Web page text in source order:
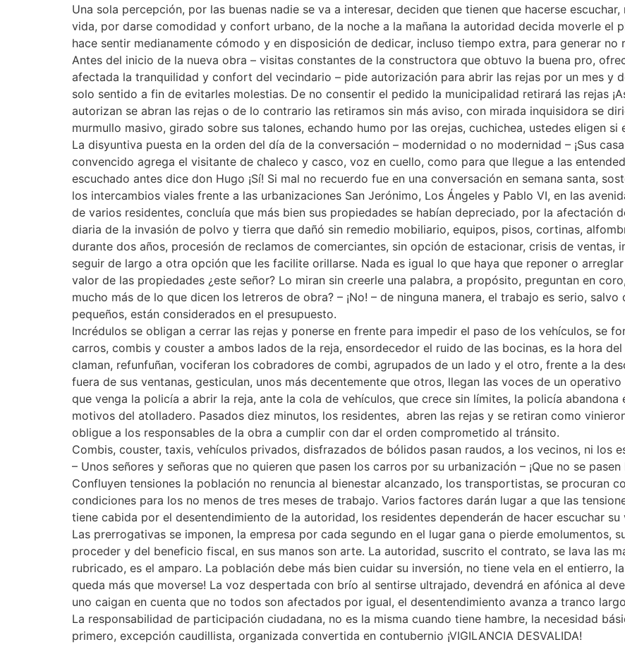
Una sola percepción, por las buenas nadie se va a interesar, deciden que tienen que hacerse
vida, por darse comodidad y confort urbano, de la noche a la mañana la autoridad decida moverle el
hace sentir medianamente cómodo y en disposición de dedicar, incluso tiempo extra, para generar no
Antes del inicio de la nueva obra – visitas constantes de la constructora que obtuvo la buena pro,
afectada la tranquilidad y confort del vecindario – pide autorización para abrir las rejas por un mes y
solo sentido a fin de evitarles molestias. De no consentir el pedido la municipalidad retirará las rejas
autorizan se abran las rejas o de lo contrario las retiramos sin más aviso, con mirada inquisidora se
murmullo masivo, girado sobre sus talones, echando humo por las orejas, cuchichea, ustedes eligen si
La disyuntiva puesta en la orden del día de la conversación – modernidad o no modernidad – ¡Sus
convencido agrega el visitante de chaleco y casco, voz en cuello, como para que llegue a las
escuchado antes dice don Hugo ¡Sí! Si mal no recuerdo fue en una conversación en semana santa,
los intercambios viales frente a las urbanizaciones San Jerónimo, Los Ángeles y Pablo VI, en las
de varios residentes, concluía que más bien sus propiedades se habían depreciado, por la afectación
diaria de la invasión de polvo y tierra que dañó sin remedio mobiliario, equipos, pisos, cortinas,
durante dos años, procesión de reclamos de comerciantes, sin opción de estacionar, crisis de ventas,
seguir de largo a otra opción que les facilite orillarse. Nada es igual lo que haya que reponer o
valor de las propiedades ¿este señor? Lo miran sin creerle una palabra, a propósito, preguntan en
mucho más de lo que dicen los letreros de obra? – ¡No! – de ninguna manera, el trabajo es serio,
pequeños, están considerados en el presupuesto.
Incrédulos se obligan a cerrar las rejas y ponerse en frente para impedir el paso de los vehículos, se
carros, combis y couster a ambos lados de la reja, ensordecedor el ruido de las bocinas, es la hora
claman, refunfuñan, vociferan los cobradores de combi, agrupados de un lado y el otro, frente a la
fuera de sus ventanas, gesticulan, unos más decentemente que otros, llegan las voces de un
que venga la policía a abrir la reja, ante la cola de vehículos, que crece sin límites, la policía
motivos del atolladero. Pasados diez minutos, los residentes, abren las rejas y se retiran como
obligue a los responsables de la obra a cumplir con dar el orden comprometido al tránsito.
Combis, couster, taxis, vehículos privados, disfrazados de bólidos pasan raudos, a los vecinos, ni los
– Unos señores y señoras que no quieren que pasen los carros por su urbanización – ¡Que no se
Confluyen tensiones la población no renuncia al bienestar alcanzado, los transportistas, se procuran
condiciones para los no menos de tres meses de trabajo. Varios factores darán lugar a que las
tiene cabida por el desentendimiento de la autoridad, los residentes dependerán de hacer escuchar su
Las prerrogativas se imponen, la empresa por cada segundo en el lugar gana o pierde emolumentos,
proceder y del beneficio fiscal, en sus manos son arte. La autoridad, suscrito el contrato, se lava las
rubricado, es el amparo. La población debe más bien cuidar su inversión, no tiene vela en el entierro,
queda más que moverse! La voz despertada con brío al sentirse ultrajado, devendrá en afónica al
uno caigan en cuenta que no todos son afectados por igual, el desentendimiento avanza a tranco largo
La responsabilidad de participación ciudadana, no es la misma cuando tiene hambre, la necesidad
primero, excepción caudillista, organizada convertida en contubernio ¡VIGILANCIA DESVALIDA!